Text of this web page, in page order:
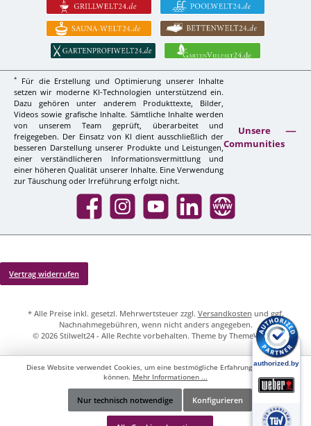
*
Für die Erstellung und Optimierung unserer Inhalte
setzen wir moderne KI-Technologien unterstützend ein.
Dazu gehören unter anderem Produkttexte, Bilder,
Videos sowie grafische Inhalte. Sämtliche Inhalte werden
von unserem Team geprüft, überarbeitet und
freigegeben. Der Einsatz von KI dient ausschließlich der
besseren Darstellung unserer Produkte und Leistungen,
einer verständlicheren Informationsvermittlung und
einer höheren Qualität unserer Inhalte. Eine Verwendung
zur Täuschung oder Irreführung erfolgt nicht.
Unsere
Communities
Facebook InstagramYouTube LinkedIn Website
Vertrag widerrufen
* Alle Preise inkl. gesetzl. Mehrwertsteuer zzgl. Versandkosten und ggf.
Nachnahmegebühren, wenn nicht anders angegeben.
© 2026 Stilwelt24 - Alle Rechte vorbehalten. Theme by ThemeWare®
Werkzeugleiste anzeigen
Diese Website verwendet Cookies, um eine bestmögliche Erfahrung bieten zu
können. Mehr Informationen ...
Nur technisch notwendige Konfigurieren